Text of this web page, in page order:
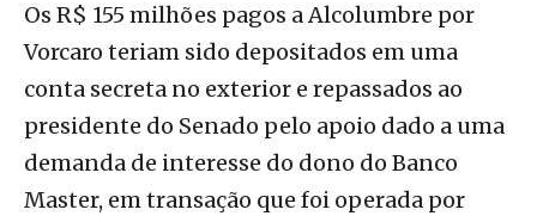
Os R$ 155 milhões pagos a Alcolumbre por
Vorcaro teriam sido depositados em uma
conta secreta no exterior e repassados ao
presidente do Senado pelo apoio dado a uma
demanda de interesse do dono do Banco
Master, em transação que foi operada por